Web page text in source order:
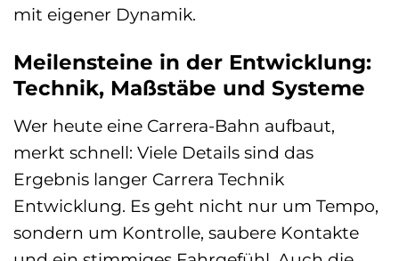
mit eigener Dynamik.
Meilensteine in der Entwicklung:
Technik, Maßstäbe und Systeme
Wer heute eine Carrera-Bahn aufbaut,
merkt schnell: Viele Details sind das
Ergebnis langer Carrera Technik
Entwicklung. Es geht nicht nur um Tempo,
sondern um Kontrolle, saubere Kontakte